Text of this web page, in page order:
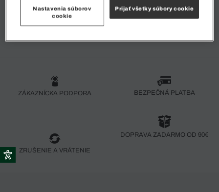
ZÁKAZNÍCKA PODPORA BEZPEČNÁ PLATBA
ZRUŠENIE A VRÁTENIE
DOPRAVA ZADARMO OD 90€
ZAČAŤ NAKUPOVAŤ
Nastavenia súborov
cookie
Prijať všetky súbory cookie